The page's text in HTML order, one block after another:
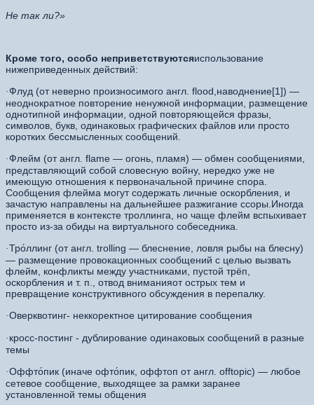
Не так ли?»
Кроме того, особо неприветствуютсяиспользование
нижеприведенных действий:
·Флуд (от неверно произносимого англ. flood,наводнение[1]) —
неоднократное повторение ненужной информации, размещение
однотипной информации, одной повторяющейся фразы,
символов, букв, одинаковых графических файлов или просто
коротких бессмысленных сообщений.
·Флейм (от англ. flame — огонь, пламя) — обмен сообщениями,
представляющий собой словесную войну, нередко уже не
имеющую отношения к первоначальной причине спора.
Сообщения флейма могут содержать личные оскорбления, и
зачастую направлены на дальнейшее разжигание ссоры.Иногда
применяется в контексте троллинга, но чаще флейм вспыхивает
просто из-за обиды на виртуального собеседника.
·Тро́ллинг (от англ. trolling — блеснение, ловля рыбы на блесну)
— размещение провокационных сообщений с целью вызвать
флейм, конфликты между участниками, пустой трёп,
оскорбления и т. п., отвод вниманияот острых тем и
превращение конструктивного обсуждения в перепалку.
·Оверквотинг- неккоректное цитирование сообщения
· кросс-постинг - дублирование одинаковых сообщений в разные
темы
·Оффто́пик (иначе офто́пик, оффтоп от англ. offtopic) — любое
сетевое сообщение, выходящее за рамки заранее
установленной темы общения